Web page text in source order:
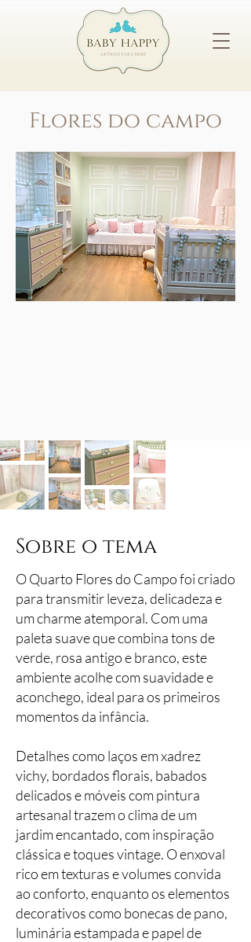
Flores do campo
Sobre o tema
O Quarto Flores do Campo foi criado
para transmitir leveza, delicadeza e
um charme atemporal. Com uma
paleta suave que combina tons de
verde, rosa antigo e branco, este
ambiente acolhe com suavidade e
aconchego, ideal para os primeiros
momentos da infância.
Detalhes como laços em xadrez
vichy, bordados florais, babados
delicados e móveis com pintura
artesanal trazem o clima de um
jardim encantado, com inspiração
clássica e toques vintage. O enxoval
rico em texturas e volumes convida
ao conforto, enquanto os elementos
decorativos como bonecas de pano,
luminária estampada e papel de